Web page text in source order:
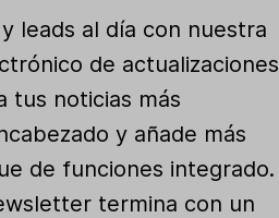
leads al día con nuestra
de actualizaciones
tus noticias más
y añade más
de funciones integrado.
termina con un